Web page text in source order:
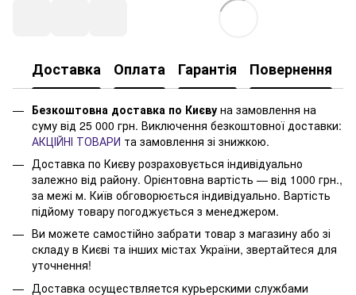
Доставка Оплата Гарантія Повернення
Безкоштовна доставка по Києву на замовлення на
суму від 25 000 грн. Виключення безкоштовної доставки:
АКЦІЙНІ ТОВАРИ та замовлення зі знижкою.
Доставка по Києву розраховується індивідуально
залежно від району. Орієнтовна вартість — від 1000 грн.,
за межі м. Київ обговорюється індивідуально. Вартість
підйому товару погоджується з менеджером.
Ви можете самостійно забрати товар з магазину або зі
складу в Києві та інших містах України, звертайтеся для
уточнення!
Доставка осуществляется курьерскими службами